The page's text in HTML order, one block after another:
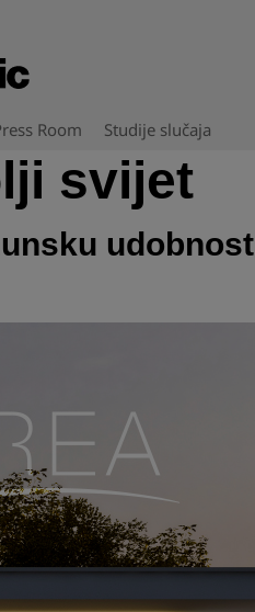
Room Studije slučaja
svijet
udobnost